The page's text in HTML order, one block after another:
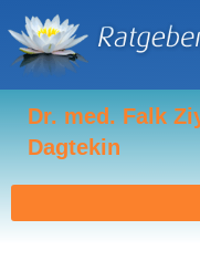
Inhalt
springen
Dr. med. Falk
Dagtekin